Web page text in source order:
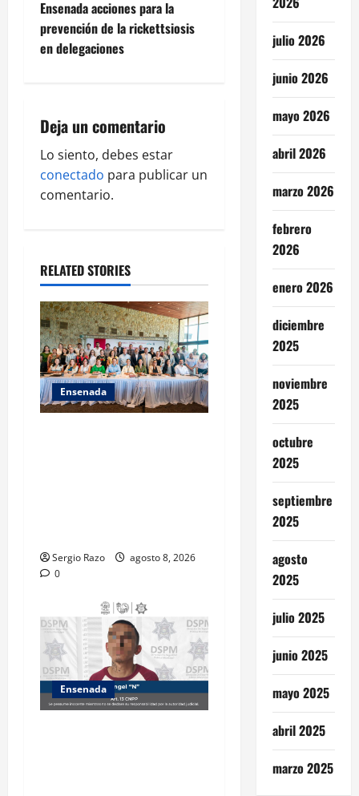
t
n
v
i
g
i
o
n
Ensenada acciones para la
prevención de la rickettsiosis
en delegaciones
Deja un comentario
Lo siento, debes estar
conectado para publicar un
comentario.
RELATED STORIES
Ensenada
Sergio Razo
agosto 8, 2026
0
Ensenada
julio 2026
junio 2026
mayo 2026
abril 2026
marzo 2026
febrero
2026
enero 2026
diciembre
2025
noviembre
2025
octubre
2025
septiembre
2025
agosto
2025
julio 2025
junio 2025
mayo 2025
abril 2025
marzo 2025